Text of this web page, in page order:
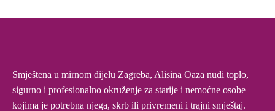
Smještena u mirnom dijelu Zagreba, Alisina Oaza nudi toplo,
sigurno i profesionalno okruženje za starije i nemoćne osobe
kojima je potrebna njega, skrb ili privremeni i trajni smještaj.